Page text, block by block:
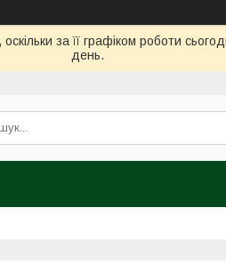
за її графіком роботи
день.